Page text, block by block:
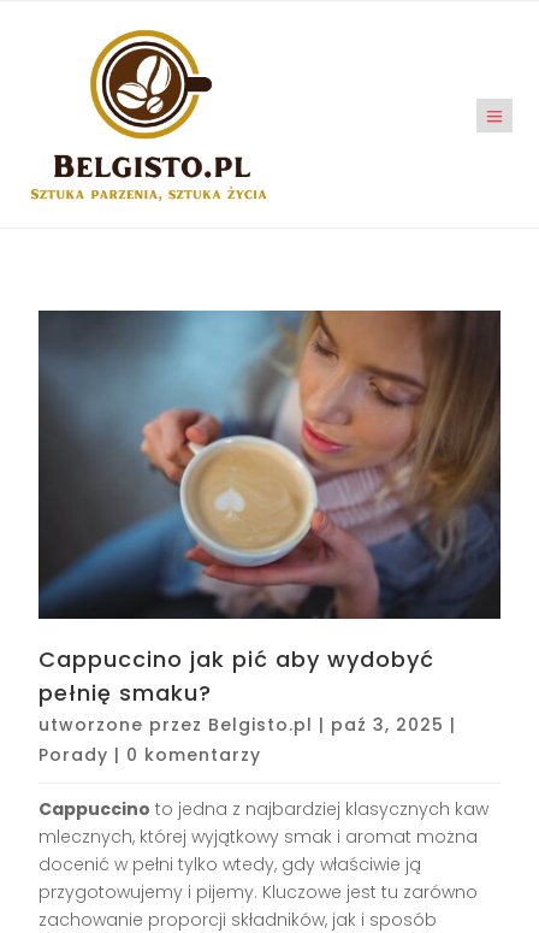
Cappuccino jak pić aby wydobyć
pełnię smaku?
utworzone przez Belgisto.pl | paź 3, 2025 |
Porady | 0 komentarzy
Cappuccino to jedna z najbardziej klasycznych kaw
mlecznych, której wyjątkowy smak i aromat można
docenić w pełni tylko wtedy, gdy właściwie ją
przygotowujemy i pijemy. Kluczowe jest tu zarówno
zachowanie proporcji składników, jak i sposób